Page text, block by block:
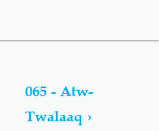
065 - Atw-
Twalaaq ›